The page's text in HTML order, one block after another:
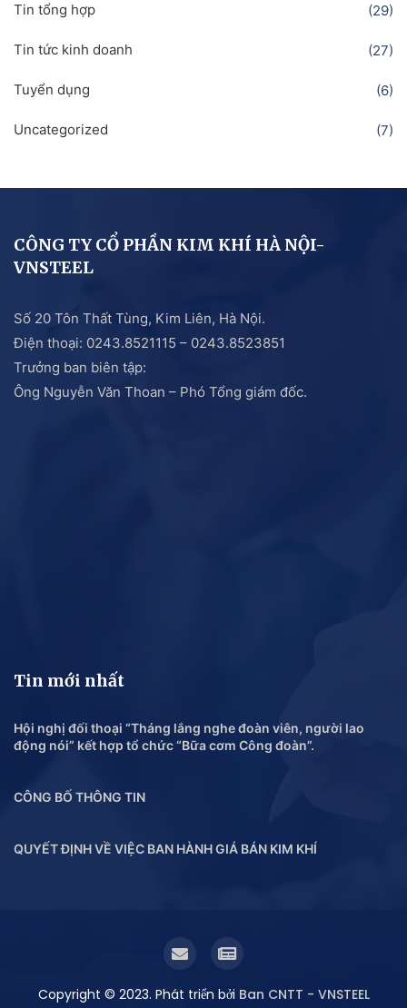
Tin tổng hợp (29)
Tin tức kinh doanh (27)
Tuyển dụng (6)
Uncategorized (7)
CÔNG TY CỔ PHẦN KIM KHÍ HÀ NỘI-
VNSTEEL
Số 20 Tôn Thất Tùng, Kim Liên, Hà Nội.
Điện thoại: 0243.8521115 – 0243.8523851
Trưởng ban biên tập:
Ông Nguyễn Văn Thoan – Phó Tổng giám đốc.
Tin mới nhất
Hội nghị đối thoại “Tháng lắng nghe đoàn viên, người lao
động nói” kết hợp tổ chức “Bữa cơm Công đoàn”.
CÔNG BỐ THÔNG TIN
QUYẾT ĐỊNH VỀ VIỆC BAN HÀNH GIÁ BÁN KIM KHÍ
Copyright © 2023. Phát triển bởi Ban CNTT - VNSTEEL